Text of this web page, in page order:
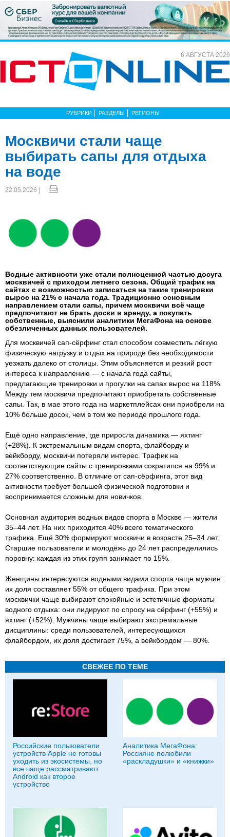
6 АВГУСТА 2026
РУБРИКИ РАЗДЕЛЫ РЕГИОНЫ
Москвичи стали чаще
выбирать сапы для отдыха
на воде
22.05.2026 |
Водные активности уже стали полноценной частью досуга
москвичей с приходом летнего сезона. Общий трафик на
сайтах с возможностью записаться на такие тренировки
вырос на 21% с начала года. Традиционно основным
направлением стали сапы, причем москвичи всё чаще
предпочитают не брать доски в аренду, а покупать
собственные, выяснили аналитики МегаФона на основе
обезличенных данных пользователей.
Для москвичей сап-сёрфинг стал способом совместить лёгкую
физическую нагрузку и отдых на природе без необходимости
уезжать далеко от столицы. Этим объясняется и резкий рост
интереса к направлению — с начала года сайты,
предлагающие тренировки и прогулки на сапах вырос на 118%.
Между тем москвичи предпочитают приобретать собственные
сапы. Так, в мае этого года на маркетплейсах они приобрели на
10% больше досок, чем в том же периоде прошлого года.
Ещё одно направление, где приросла динамика — яхтинг
(+28%). К экстремальным видам спорта, флайборду и
вейкборду, москвичи потеряли интерес. Трафик на
соответствующие сайты с тренировками сократился на 99% и
27% соответственно. В отличие от сап-сёрфинга, этот вид
активности требует большей физической подготовки и
воспринимается сложным для новичков.
Основная аудитория водных видов спорта в Москве — жители
35–44 лет. На них приходится 40% всего тематического
трафика. Ещё 30% формируют москвичи в возрасте 25–34 лет.
Старшие пользователи и молодёжь до 24 лет распределились
поровну: каждая из этих групп занимает по 15%.
Женщины интересуются водными видами спорта чаще мужчин:
их доля составляет 55% от общего трафика. При этом
москвички чаще выбирают спокойные и эстетичные форматы
водного отдыха: они лидируют по спросу на сёрфинг (+55%) и
яхтинг (+52%). Мужчины чаще выбирают экстремальные
дисциплины: среди пользователей, интересующихся
флайбордом, их доля достигает 75%, а вейкбордом — 80%.
СВЕЖЕЕ ПО ТЕМЕ
Российские пользователи
устройств Apple не готовы
уходить из экосистемы, но
все чаще рассматривают
Android как второе
устройство
Аналитика МегаФона:
Россияне полюбили
«раскладушки» и «книжки»